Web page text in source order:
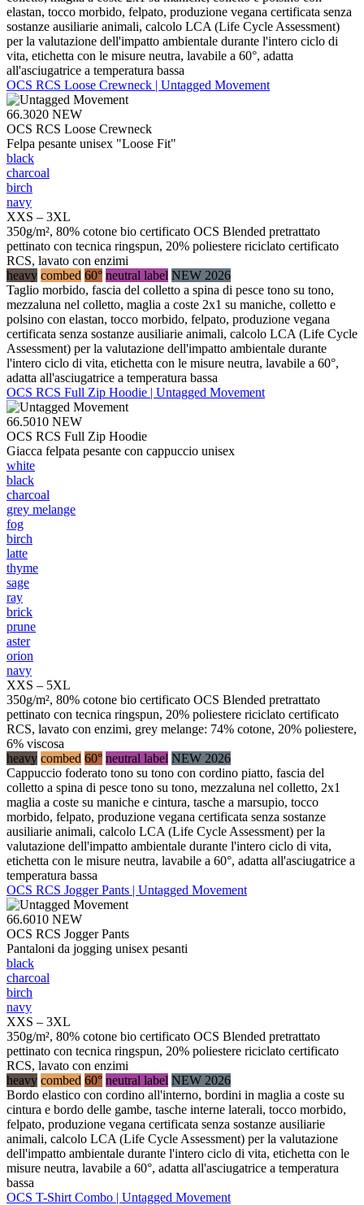
elastan, tocco morbido, felpato, produzione vegana certificata senza
sostanze ausiliarie animali, calcolo LCA (Life Cycle Assessment)
per la valutazione dell'impatto ambientale durante l'intero ciclo di
vita, etichetta con le misure neutra, lavabile a 60°, adatta
all'asciugatrice a temperatura bassa
OCS RCS Loose Crewneck | Untagged Movement
66.3020 NEW
OCS RCS Loose Crewneck
Felpa pesante unisex "Loose Fit"
black
charcoal
birch
navy
XXS – 3XL
350g/m², 80% cotone bio certificato OCS Blended pretrattato
pettinato con tecnica ringspun, 20% poliestere riciclato certificato
RCS, lavato con enzimi
heavy combed 60° neutral label NEW 2026
Taglio morbido, fascia del colletto a spina di pesce tono su tono,
mezzaluna nel colletto, maglia a coste 2x1 su maniche, colletto e
polsino con elastan, tocco morbido, felpato, produzione vegana
certificata senza sostanze ausiliarie animali, calcolo LCA (Life Cycle
Assessment) per la valutazione dell'impatto ambientale durante
l'intero ciclo di vita, etichetta con le misure neutra, lavabile a 60°,
adatta all'asciugatrice a temperatura bassa
OCS RCS Full Zip Hoodie | Untagged Movement
66.5010 NEW
OCS RCS Full Zip Hoodie
Giacca felpata pesante con cappuccio unisex
white
black
charcoal
grey melange
fog
birch
latte
thyme
sage
ray
brick
prune
aster
orion
navy
XXS – 5XL
350g/m², 80% cotone bio certificato OCS Blended pretrattato
pettinato con tecnica ringspun, 20% poliestere riciclato certificato
RCS, lavato con enzimi, grey melange: 74% cotone, 20% poliestere,
6% viscosa
heavy combed 60° neutral label NEW 2026
Cappuccio foderato tono su tono con cordino piatto, fascia del
colletto a spina di pesce tono su tono, mezzaluna nel colletto, 2x1
maglia a coste su maniche e cintura, tasche a marsupio, tocco
morbido, felpato, produzione vegana certificata senza sostanze
ausiliarie animali, calcolo LCA (Life Cycle Assessment) per la
valutazione dell'impatto ambientale durante l'intero ciclo di vita,
etichetta con le misure neutra, lavabile a 60°, adatta all'asciugatrice a
temperatura bassa
OCS RCS Jogger Pants | Untagged Movement
66.6010 NEW
OCS RCS Jogger Pants
Pantaloni da jogging unisex pesanti
black
charcoal
birch
navy
XXS – 3XL
350g/m², 80% cotone bio certificato OCS Blended pretrattato
pettinato con tecnica ringspun, 20% poliestere riciclato certificato
RCS, lavato con enzimi
heavy combed 60° neutral label NEW 2026
Bordo elastico con cordino all'interno, bordini in maglia a coste su
cintura e bordo delle gambe, tasche interne laterali, tocco morbido,
felpato, produzione vegana certificata senza sostanze ausiliarie
animali, calcolo LCA (Life Cycle Assessment) per la valutazione
dell'impatto ambientale durante l'intero ciclo di vita, etichetta con le
misure neutra, lavabile a 60°, adatta all'asciugatrice a temperatura
bassa
OCS T-Shirt Combo | Untagged Movement